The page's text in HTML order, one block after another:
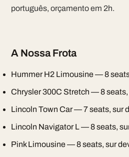
português, orçamento em 2h.
A Nossa Frota
Hummer H2 Limousine — 8
Chrysler 300C Stretch — 8 seats,
Lincoln Town Car — 7 seats, sur
Lincoln Navigator L — 8 seats,
Pink Limousine — 8 seats, sur